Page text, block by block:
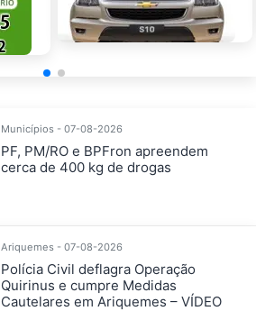
Municípios - 07-08-2026
PF, PM/RO e BPFron apreendem
cerca de 400 kg de drogas
Ariquemes - 07-08-2026
Polícia Civil deflagra Operação
Quirinus e cumpre Medidas
Cautelares em Ariquemes – VÍDEO